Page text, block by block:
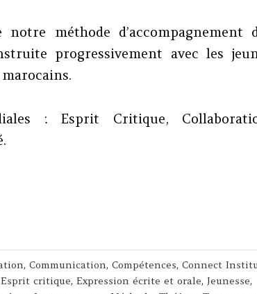
méthode d’accompagnement
progressivement avec les
: Esprit Critique,
– Quatre. Sept. Quatre.
,Communication,Compétences,Connect
Esprit critique,Expression écrite et orale,Jeunesse,